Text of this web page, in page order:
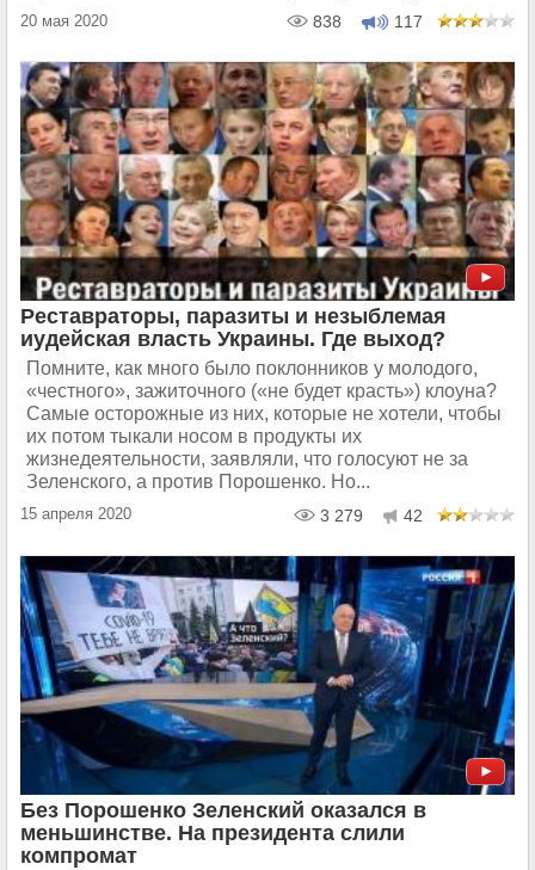
20 мая 2020 838 117
Реставраторы, паразиты и незыблемая
иудейская власть Украины. Где выход?
Помните, как много было поклонников у молодого,
«честного», зажиточного («не будет красть») клоуна?
Самые осторожные из них, которые не хотели, чтобы
их потом тыкали носом в продукты их
жизнедеятельности, заявляли, что голосуют не за
Зеленского, а против Порошенко. Но...
15 апреля 2020 3 279 42
Без Порошенко Зеленский оказался в
меньшинстве. На президента слили
компромат